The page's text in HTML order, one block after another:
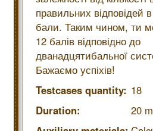
правильних відповідей
бали. Таким чином, ти
12 балів відповідно до
дванадцятибальної
Бажаємо успіхів!
Testcases quantity: 18
Duration:
20